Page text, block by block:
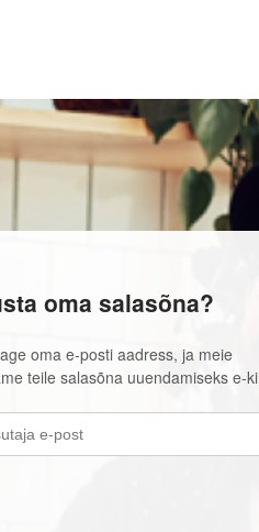
oma salasõna?
oma e-posti aadress, ja meie
teile salasõna uuendamiseks e-